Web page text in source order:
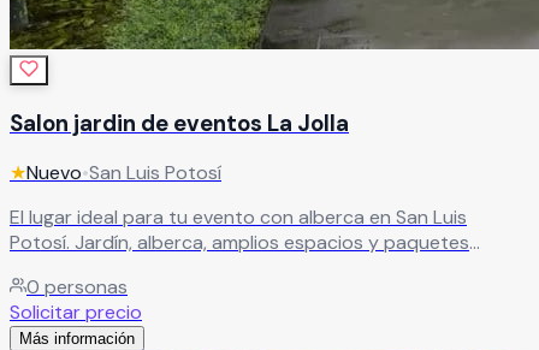
Salon jardin de eventos La Jolla
★Nuevo•San Luis Potosí
El lugar ideal para tu evento con alberca en San Luis
Potosí. Jardín, alberca, amplios espacios y paquetes
0 personas
Solicitar precio
Más información